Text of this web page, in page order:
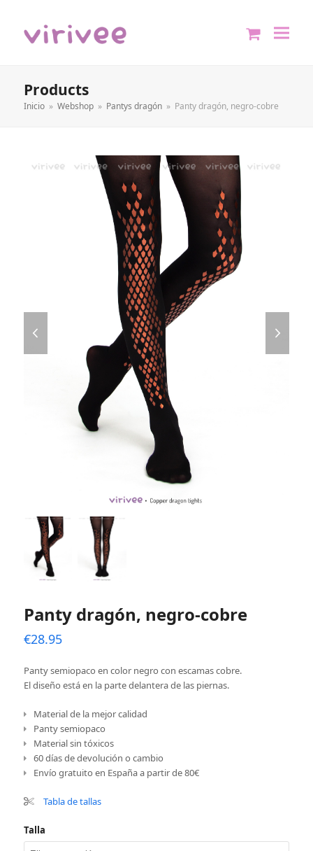
Products
Inicio » Webshop » Pantys dragón » Panty dragón, negro-cobre
slide
slide
Panty dragón, negro-cobre
€28.95
Panty semiopaco en color negro con escamas cobre.
El diseño está en la parte delantera de las piernas.
Material de la mejor calidad
Panty semiopaco
Material sin tóxicos
60 días de devolución o cambio
Envío gratuito en España a partir de 80€
Tabla de tallas
Talla